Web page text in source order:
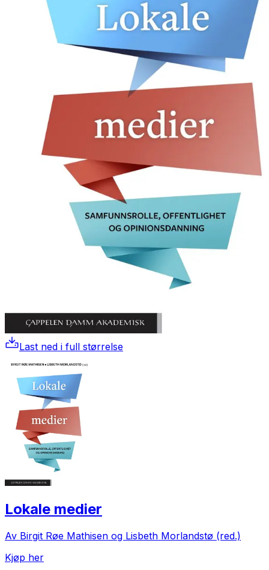
Last ned i full størrelse
Lokale medier
Av Birgit Røe Mathisen og Lisbeth Morlandstø (red.)
Kjøp her